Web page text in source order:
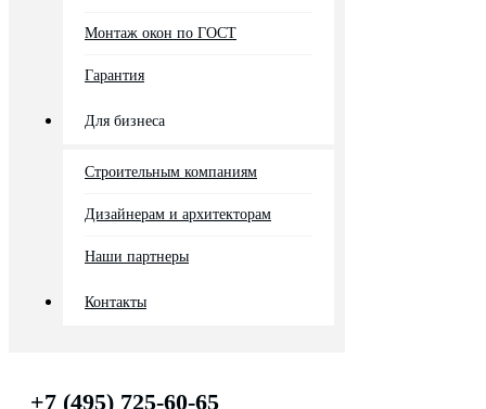
Монтаж окон по ГОСТ
Гарантия
Для бизнеса
Строительным компаниям
Дизайнерам и архитекторам
Наши партнеры
Контакты
+7 (495) 725-60-65